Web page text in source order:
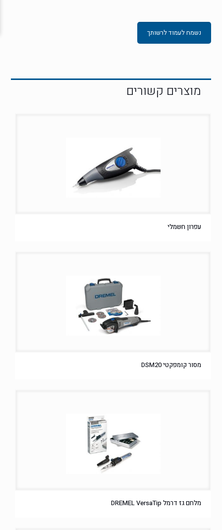
נשמח לעמוד לרשותך
עפרון חשמלי
מסור קומפקטי DSM20
מלחם גז דרמל DREMEL VersaTip